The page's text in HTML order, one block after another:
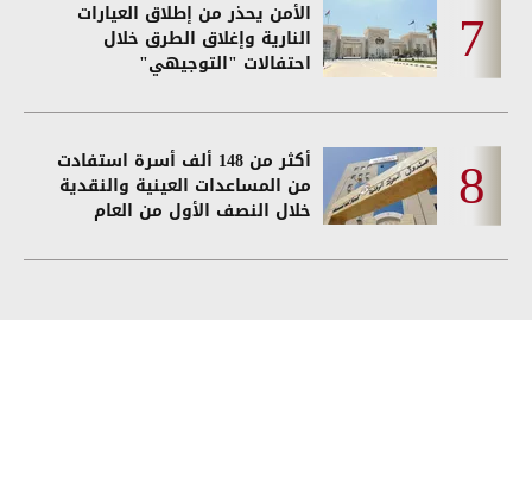
الأمن يحذر من إطلاق العيارات
النارية وإغلاق الطرق خلال
احتفالات "التوجيهي"
أكثر من 148 ألف أسرة استفادت
من المساعدات العينية والنقدية
خلال النصف الأول من العام